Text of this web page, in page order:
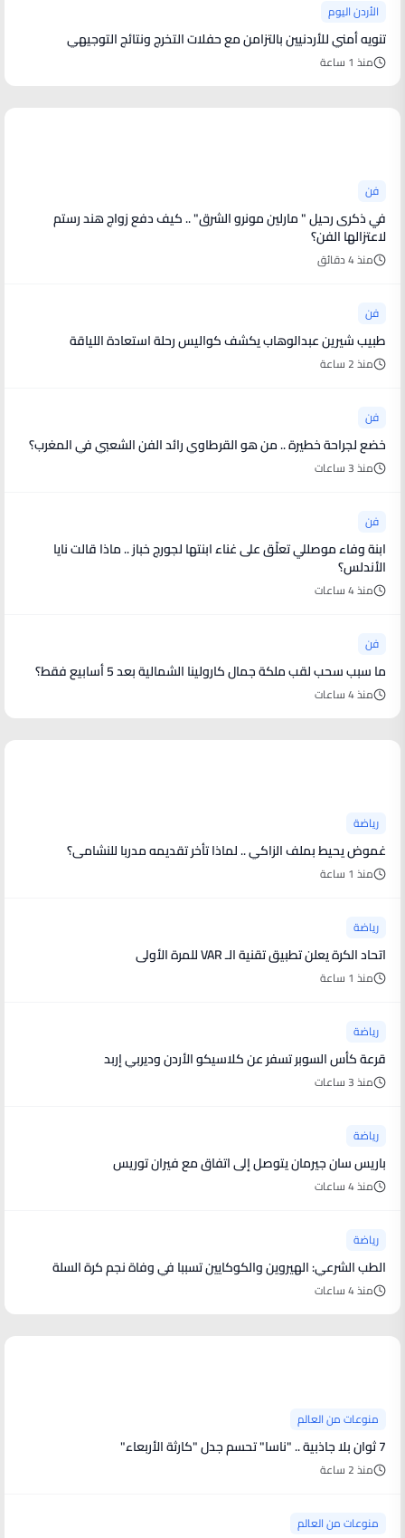
الأردن اليوم
تنويه أمني للأردنيين بالتزامن مع حفلات التخرج ونتائج التوجيهي
منذ 1 ساعة
فن
في ذكرى رحيل " مارلين مونرو الشرق" .. كيف دفع زواج هند رستم
لاعتزالها الفن؟
منذ 4 دقائق
فن
طبيب شيرين عبدالوهاب يكشف كواليس رحلة استعادة اللياقة
منذ 2 ساعة
فن
خضع لجراحة خطيرة .. من هو القرطاوي رائد الفن الشعبي في المغرب؟
منذ 3 ساعات
فن
ابنة وفاء موصللي تعلّق على غناء ابنتها لجورج خباز .. ماذا قالت نايا
الأندلس؟
منذ 4 ساعات
فن
ما سبب سحب لقب ملكة جمال كارولينا الشمالية بعد 5 أسابيع فقط؟
منذ 4 ساعات
رياضة
غموض يحيط بملف الزاكي .. لماذا تأخر تقديمه مدربا للنشامى؟
منذ 1 ساعة
رياضة
اتحاد الكرة يعلن تطبيق تقنية الـ VAR للمرة الأولى
منذ 1 ساعة
رياضة
قرعة كأس السوبر تسفر عن كلاسيكو الأردن وديربي إربد
منذ 3 ساعات
رياضة
باريس سان جيرمان يتوصل إلى اتفاق مع فيران توريس
منذ 4 ساعات
رياضة
الطب الشرعي: الهيروين والكوكايين تسببا في وفاة نجم كرة السلة
منذ 4 ساعات
منوعات من العالم
7 ثوان بلا جاذبية .. "ناسا" تحسم جدل "كارثة الأربعاء"
منذ 2 ساعة
منوعات من العالم